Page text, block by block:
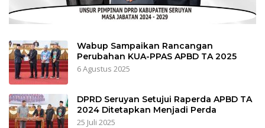
Wabup Sampaikan Rancangan
Perubahan KUA-PPAS APBD TA 2025
6 Agustus 2025
DPRD Seruyan Setujui Raperda APBD TA
2024 Ditetapkan Menjadi Perda
25 Juli 2025